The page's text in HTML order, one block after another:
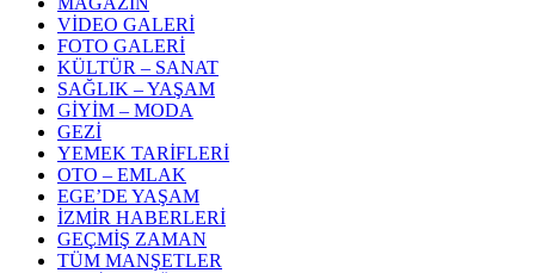
VİDEO GALERİ
FOTO GALERİ
KÜLTÜR – SANAT
SAĞLIK – YAŞAM
GİYİM – MODA
GEZİ
YEMEK TARİFLERİ
OTO – EMLAK
EGE’DE YAŞAM
İZMİR HABERLERİ
GEÇMİŞ ZAMAN
TÜM MANŞETLER